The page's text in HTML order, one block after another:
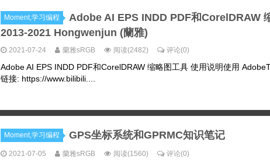
Moment,学习编程
Adobe AI EPS INDD PDF和CorelDRAW
2013-2021 Hongwenjun (蘭雅)
2021-07-24 蘭雅sRGB 阅读(2482) 评论(0)
Adobe AI EPS INDD PDF和CorelDRAW 缩略图工具 使用说明使用
链接: https://www.bilibili....
Moment,学习编程 GPS坐标系统和GPRMC知识笔记
2021-07-05 蘭雅sRGB 阅读(1560) 评论(0)